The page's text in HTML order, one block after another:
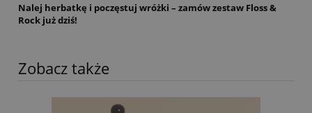
Nalej herbatkę i poczęstuj wróżki – zamów zestaw Floss &
Rock już dziś!
Zobacz także